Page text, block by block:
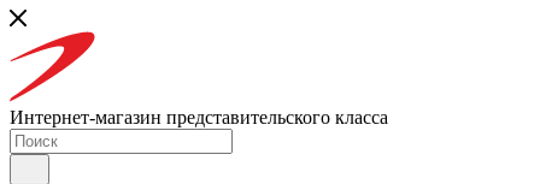
Интернет-магазин представительского класса